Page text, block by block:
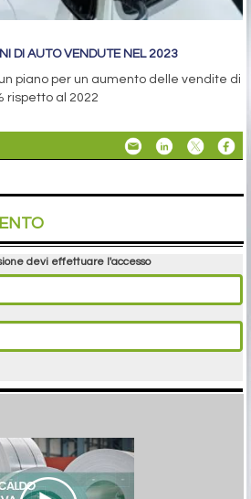
DI AUTO VENDUTE NEL 2023
piano per un aumento delle vendite di
rispetto al 2022
devi effettuare l'accesso